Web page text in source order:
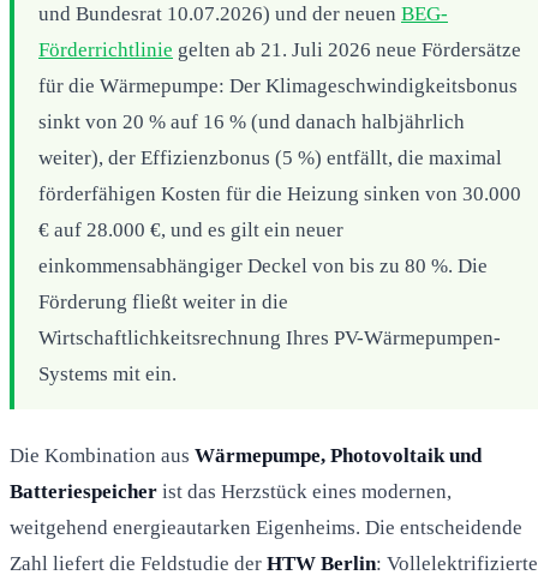
und Bundesrat 10.07.2026) und der neuen BEG-
Förderrichtlinie gelten ab 21. Juli 2026 neue Fördersätze
für die Wärmepumpe: Der Klimageschwindigkeitsbonus
sinkt von 20 % auf 16 % (und danach halbjährlich
weiter), der Effizienzbonus (5 %) entfällt, die maximal
förderfähigen Kosten für die Heizung sinken von 30.000
€ auf 28.000 €, und es gilt ein neuer
einkommensabhängiger Deckel von bis zu 80 %. Die
Förderung fließt weiter in die
Wirtschaftlichkeitsrechnung Ihres PV-Wärmepumpen-
Systems mit ein.
Die Kombination aus Wärmepumpe, Photovoltaik und
Batteriespeicher ist das Herzstück eines modernen,
weitgehend energieautarken Eigenheims. Die entscheidende
Zahl liefert die Feldstudie der HTW Berlin: Vollelektrifizierte